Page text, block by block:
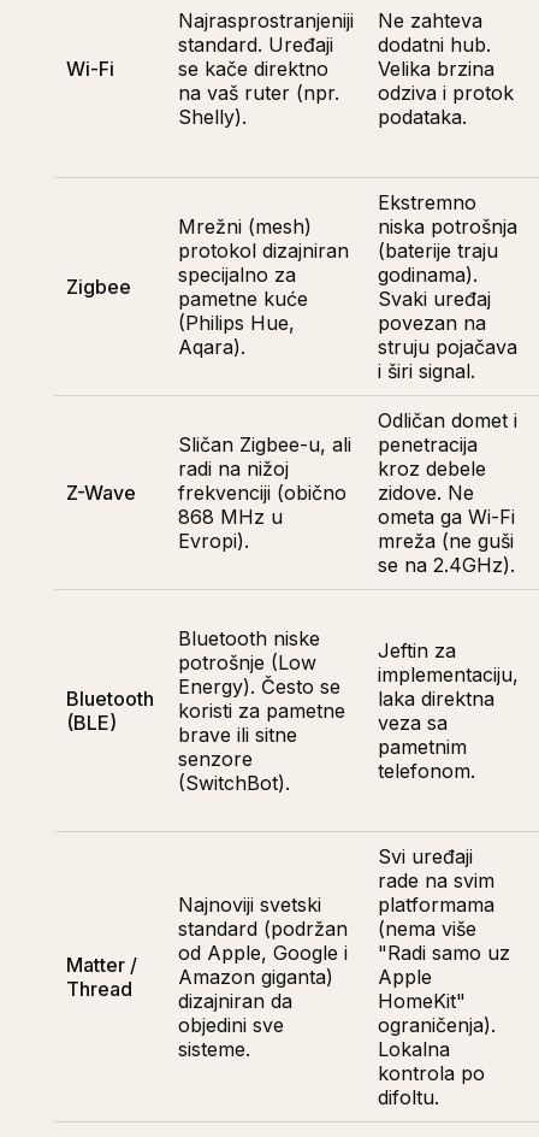
Wi-Fi
Najrasprostranjeniji
standard. Uređaji
se kače direktno
na vaš ruter (npr.
Shelly).
Ne zahteva
dodatni hub.
Velika brzina
odziva i protok
podataka.
Zigbee
Mrežni (mesh)
protokol dizajniran
specijalno za
pametne kuće
(Philips Hue,
Aqara).
Ekstremno
niska potrošnja
(baterije traju
godinama).
Svaki uređaj
povezan na
struju pojačava
i širi signal.
Z-Wave
Sličan Zigbee-u, ali
radi na nižoj
frekvenciji (obično
868 MHz u
Evropi).
Odličan domet i
penetracija
kroz debele
zidove. Ne
ometa ga Wi-Fi
mreža (ne guši
se na 2.4GHz).
Bluetooth
(BLE)
Bluetooth niske
potrošnje (Low
Energy). Često se
koristi za pametne
brave ili sitne
senzore
(SwitchBot).
Jeftin za
implementaciju,
laka direktna
veza sa
pametnim
telefonom.
Matter /
Thread
Najnoviji svetski
standard (podržan
od Apple, Google i
Amazon giganta)
dizajniran da
objedini sve
sisteme.
Svi uređaji
rade na svim
platformama
(nema više
"Radi samo uz
Apple
HomeKit"
ograničenja).
Lokalna
kontrola po
difoltu.